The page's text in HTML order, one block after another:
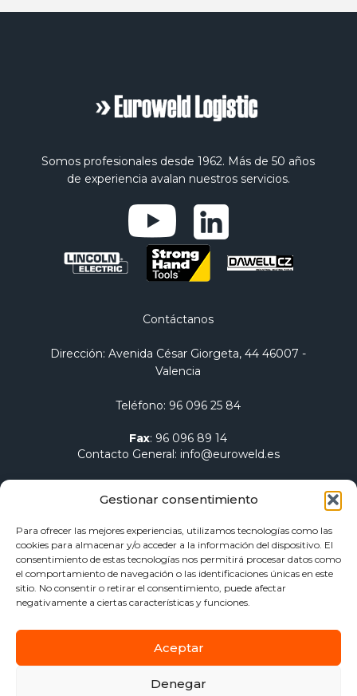
Gestionar consentimiento
Para ofrecer las mejores experiencias, utilizamos tecnologías como las
cookies para almacenar y/o acceder a la información del dispositivo. El
consentimiento de estas tecnologías nos permitirá procesar datos como
el comportamiento de navegación o las identificaciones únicas en este
sitio. No consentir o retirar el consentimiento, puede afectar
negativamente a ciertas características y funciones.
Aceptar
Denegar
Somos profesionales desde 1962. Más de 50 años
de experiencia avalan nuestros servicios.
Quiénes somos
Equipos de soldadura
Electrodos para soldadura
Blog
Contáctanos
Dirección: Avenida César Giorgeta, 44 46007 -
Valencia
Teléfono: 96 096 25 84
Fax: 96 096 89 14
Contacto General: info@euroweld.es